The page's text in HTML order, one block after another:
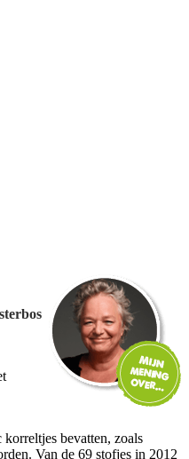
bevatten, zoals
Van de 69 stofjes in 2012